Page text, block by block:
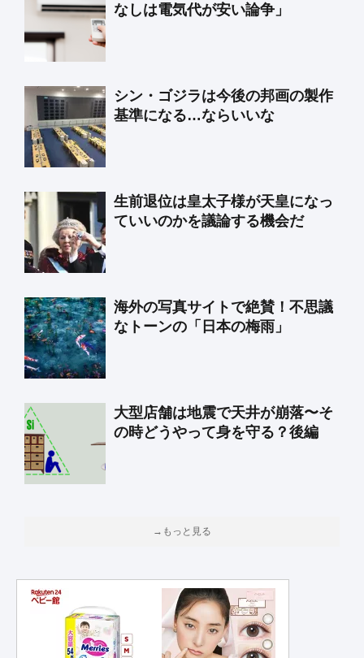
なしは電気代が安い論争」
シン・ゴジラは今後の邦画の製作
基準になる…ならいいな
生前退位は皇太子様が天皇になっ
ていいのかを議論する機会だ
海外の写真サイトで絶賛！不思議
なトーンの「日本の梅雨」
大型店舗は地震で天井が崩落〜そ
の時どうやって身を守る？後編
→もっと見る